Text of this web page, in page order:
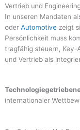
Vertrieb und
In unseren Mandaten
oder Automotive zeigt
Persönlichkeit muss
tragfähig steuern, Key-
und Vertrieb als
internationaler